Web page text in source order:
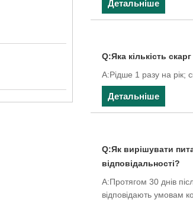
Детальніше
Q:Яка кількість
A:Рідше 1 разу на рік;
Детальніше
Q:Як вирішувати
відповідальності?
A:Протягом 30 днів
відповідають умовам